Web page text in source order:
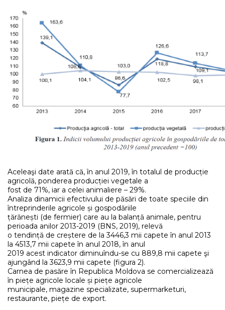
Aceleaşi date arată că, în anul 2019, în totalul de producție
agricolă, ponderea producției vegetale a
fost de 71%, iar a celei animaliere – 29%.
Analiza dinamicii efectivului de păsări de toate speciile din
întreprinderile agricole și gospodăriile
țărănești (de fermier) care au la balanță animale, pentru
perioada anilor 2013-2019 (BNS, 2019), relevă
o tendință de creștere de la 3446,3 mii capete în anul 2013
la 4513,7 mii capete în anul 2018, în anul
2019 acest indicator diminuîndu-se cu 889,8 mii capete şi
ajungând la 3623,9 mii capete (figura 2).
Carnea de pasăre în Republica Moldova se comercializează
în piețe agricole locale și piețe agricole
municipale, magazine specializate, supermarketuri,
restaurante, piețe de export.